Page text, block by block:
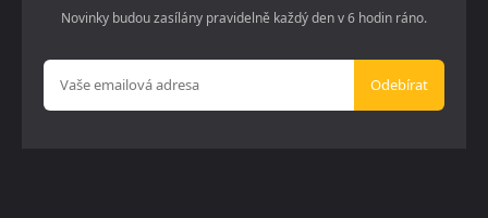
Novinky budou zasílány pravidelně každý den v 6 hodin ráno.
Odebírat